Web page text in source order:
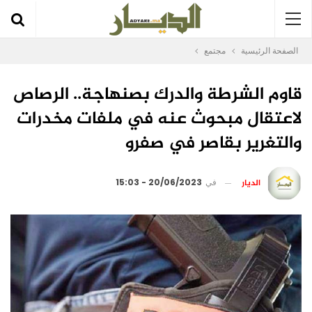
الصفحة الرئيسية مجتمع
قاوم الشرطة والدرك بصنهاجة.. الرصاص
لاعتقال مبحوث عنه في ملفات مخدرات
والتغرير بقاصر في صفرو
الديار في 20/06/2023 - 15:03